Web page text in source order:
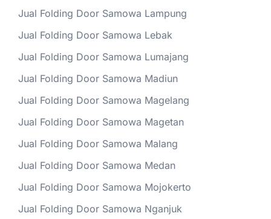
Jual Folding Door Samowa Lampung
Jual Folding Door Samowa Lebak
Jual Folding Door Samowa Lumajang
Jual Folding Door Samowa Madiun
Jual Folding Door Samowa Magelang
Jual Folding Door Samowa Magetan
Jual Folding Door Samowa Malang
Jual Folding Door Samowa Medan
Jual Folding Door Samowa Mojokerto
Jual Folding Door Samowa Nganjuk